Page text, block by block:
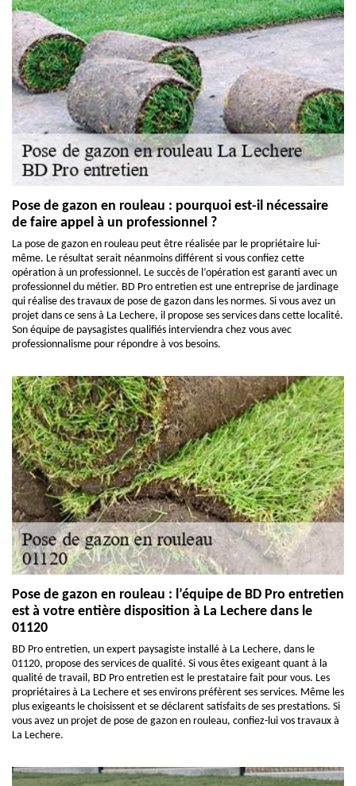
Pose de gazon en rouleau : pourquoi est-il nécessaire
de faire appel à un professionnel ?
La pose de gazon en rouleau peut être réalisée par le propriétaire lui-
même. Le résultat serait néanmoins différent si vous confiez cette
opération à un professionnel. Le succès de l’opération est garanti avec un
professionnel du métier. BD Pro entretien est une entreprise de jardinage
qui réalise des travaux de pose de gazon dans les normes. Si vous avez un
projet dans ce sens à La Lechere, il propose ses services dans cette localité.
Son équipe de paysagistes qualifiés interviendra chez vous avec
professionnalisme pour répondre à vos besoins.
Pose de gazon en rouleau : l’équipe de BD Pro entretien
est à votre entière disposition à La Lechere dans le
01120
BD Pro entretien, un expert paysagiste installé à La Lechere, dans le
01120, propose des services de qualité. Si vous êtes exigeant quant à la
qualité de travail, BD Pro entretien est le prestataire fait pour vous. Les
propriétaires à La Lechere et ses environs préfèrent ses services. Même les
plus exigeants le choisissent et se déclarent satisfaits de ses prestations. Si
vous avez un projet de pose de gazon en rouleau, confiez-lui vos travaux à
La Lechere.